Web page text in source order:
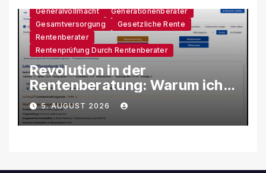
Generalvollmacht
Generationenberater
Gesamtversorgung
Gesetzliche Rente
Rentenberater
Rentenprüfung Durch Rentenberater
Revolution in der
Rentenberatung: Warum ich
eine eigene KI-Software
entwickle
5. AUGUST 2026